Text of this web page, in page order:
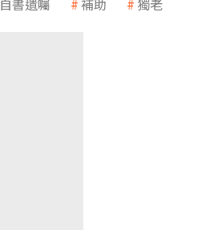
自書遺囑 補助 獨老